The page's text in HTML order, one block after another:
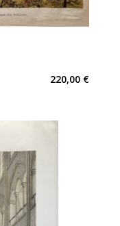
220,00 €